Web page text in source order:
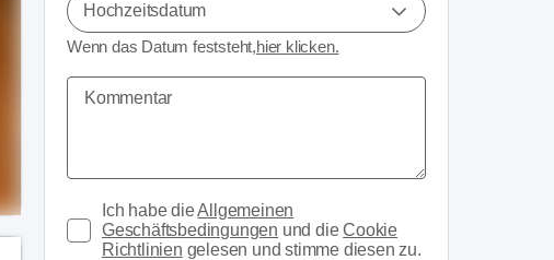
Hochzeitsdatum
Wenn das Datum feststeht,hier klicken.
Ich habe dieAllgemeinen
Geschäftsbedingungen und dieCookie
Richtlinien gelesen und stimme diesen zu.